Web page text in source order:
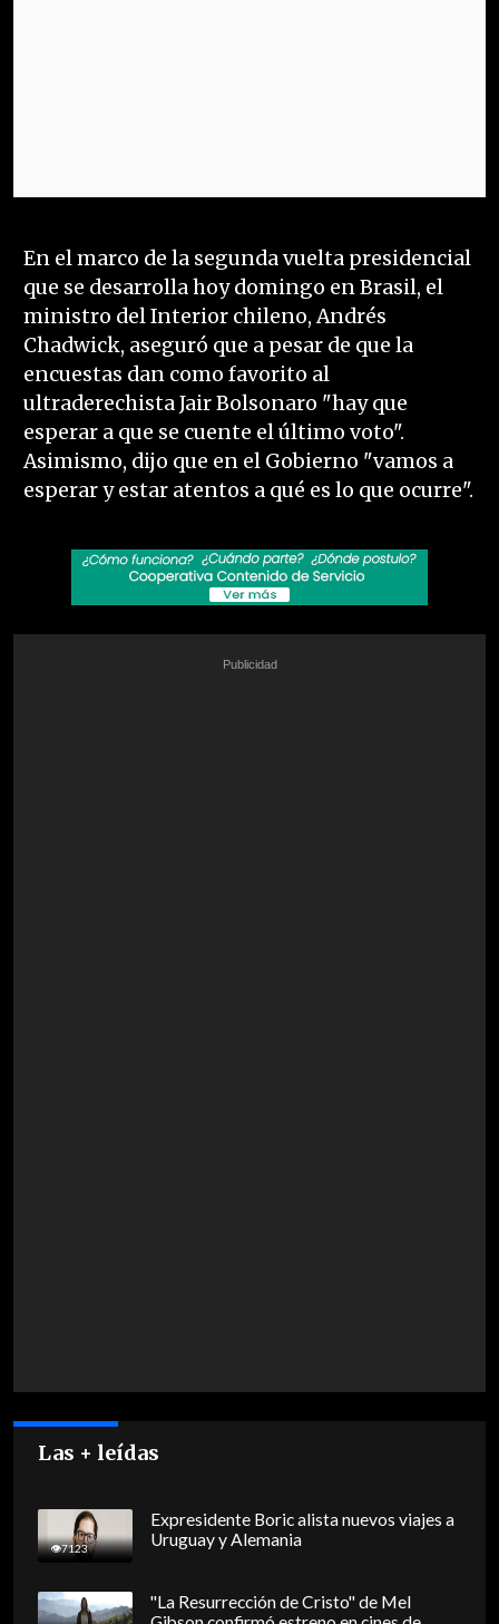
En el marco de la segunda vuelta presidencial
que se desarrolla hoy domingo en Brasil, el
ministro del Interior chileno, Andrés
Chadwick, aseguró que a pesar de que la
encuestas dan como favorito al
ultraderechista Jair Bolsonaro "hay que
esperar a que se cuente el último voto".
Asimismo, dijo que en el Gobierno "vamos a
esperar y estar atentos a qué es lo que ocurre".
Las + leídas
7123
Expresidente Boric alista nuevos viajes a
Uruguay y Alemania
"La Resurrección de Cristo" de Mel